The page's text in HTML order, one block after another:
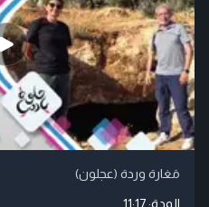
مَغارة وردة (عجلون)
المدة:11:17